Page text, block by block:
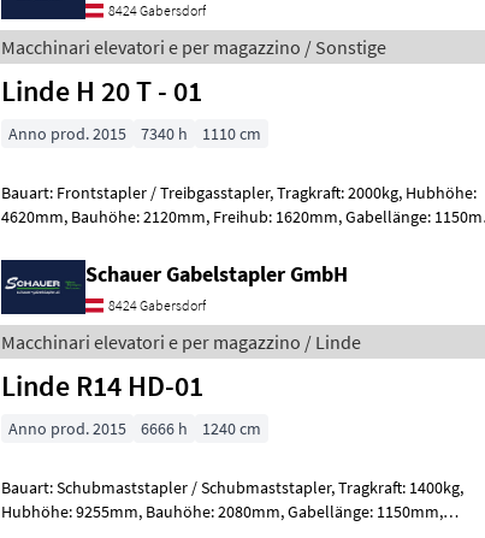
8424 Gabersdorf
Macchinari elevatori e per magazzino / Sonstige
Linde H 20 T - 01
Anno prod. 2015 7340 h 1110 cm
Bauart: Frontstapler / Treibgasstapler, Tragkraft: 2000kg, Hubhöhe:
4620mm, Bauhöhe: 2120mm, Freihub: 1620mm, Gabellänge: 1150mm,
Schauer Gabelstapler GmbH
8424 Gabersdorf
Macchinari elevatori e per magazzino / Linde
Linde R14 HD-01
Anno prod. 2015 6666 h 1240 cm
Bauart: Schubmaststapler / Schubmaststapler, Tragkraft: 1400kg,
Hubhöhe: 9255mm, Bauhöhe: 2080mm, Gabellänge: 1150mm,